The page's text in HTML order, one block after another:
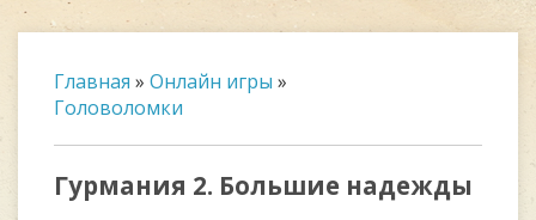
Главная » Онлайн игры »
Головоломки
Гурмания 2. Большие надежды